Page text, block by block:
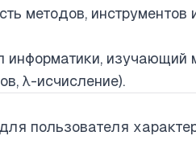
методов,
изучающий
λ-исчисление).
пользователя